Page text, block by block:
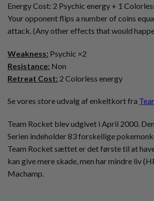
Energy Cost: 2 Psychic energy + 1
Your opponent flips a number of coins
attack. (Any other effects that would
Weakness: Psychic ×2
Resistance: Non
Retreat Cost: 2 Colorless energy
Se vores store udvalg af enkeltkort fra
Team Rocket blev udgivet i April 2000.
Serien indeholder 83 forskellige
Team Rocket sættet er det første til at
kan give mere skade, men har mindre liv
Machamp.